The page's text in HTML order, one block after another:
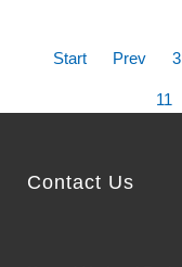
Start Prev 3
11
Contact Us